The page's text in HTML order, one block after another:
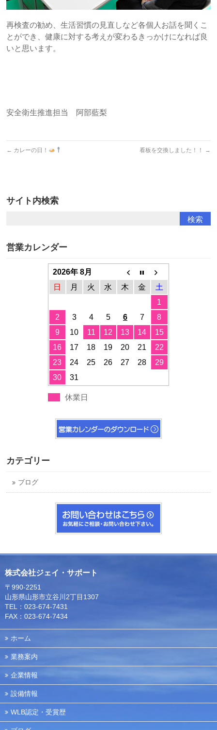
再検査の勧め、生活習慣の見直しなど各個人お話を聞くこ
とができ、健康に対する考えが変わるきっかけになれば良
いと思います。
安全衛生推進担当 阿部藍梨
← カレーの日！ 看板を交換しました！！ →
サイト内検索
営業カレンダー
2026年 8月
日
月 火 水 木 金
土
1
2
3 4 5 6 7
8
9
10 11 12 13 14
15
16
17 18 19 20 21
22
23
24 25 26 27 28
29
30
31
休業日
カテゴリー
ブログ
株式会社ジェイ・サポート
〒990-2251
山形県山形市立谷川2丁目1307
TEL：023-674-7431
FAX：023-674-7434
ホーム
業務案内
企業情報
設備情報
WLB認定・受賞歴